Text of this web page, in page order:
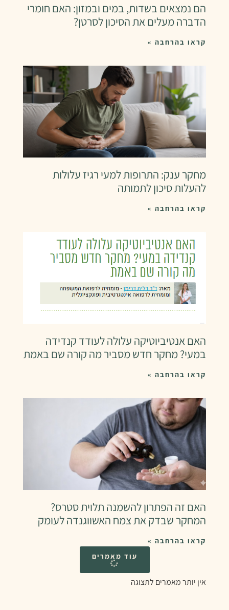
הם נמצאים בשדות, במים ובמזון: האם חומרי
הדברה מעלים את הסיכון לסרטן?
קראו בהרחבה »
מחקר ענק: התרופות למעי רגיז עלולות
להעלות סיכון לתמותה
קראו בהרחבה »
האם אנטיביוטיקה עלולה לעודד קנדידה
במעי? מחקר חדש מסביר מה קורה שם באמת
קראו בהרחבה »
האם זה הפתרון להשמנה תלוית סטרס?
המחקר שבדק את צמח האשווגנדה לעומק
קראו בהרחבה »
עוד מאמרים
אין יותר מאמרים לתצוגה